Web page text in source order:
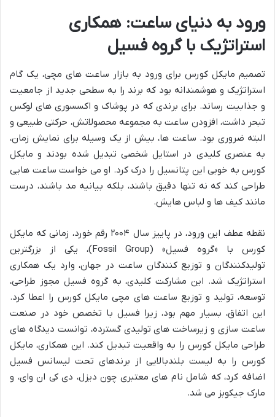
ورود به دنیای ساعت: همکاری
استراتژیک با گروه فسیل
تصمیم مایکل کورس برای ورود به بازار ساعت های مچی، یک گام
استراتژیک و هوشمندانه بود که برند را به سطحی جدید از جامعیت
و جذابیت رساند. برای برندی که در پوشاک و اکسسوری های لوکس
تبحر داشت، افزودن ساعت به مجموعه محصولاتش، حرکتی طبیعی و
البته ضروری بود. ساعت ها، بیش از یک وسیله برای نمایش زمان،
به عنصری کلیدی در استایل شخصی تبدیل شده بودند و مایکل
کورس به خوبی این پتانسیل را درک کرد. او می خواست ساعت هایی
طراحی کند که نه تنها دقیق باشند، بلکه بیانیه مد باشند، درست
مانند کیف ها و لباس هایش.
نقطه عطف این ورود، در پاییز سال ۲۰۰۴ رقم خورد، زمانی که مایکل
کورس با «گروه فسیل» (Fossil Group)، یکی از بزرگترین
تولیدکنندگان و توزیع کنندگان ساعت در جهان، وارد یک همکاری
استراتژیک شد. این مشارکت کلیدی، به گروه فسیل مجوز طراحی،
توسعه، تولید و توزیع ساعت های مچی مایکل کورس را اعطا کرد.
این اتفاق، بسیار مهم بود، زیرا فسیل با تخصص خود در صنعت
ساعت سازی و زیرساخت های تولیدی گسترده، توانست دیدگاه های
طراحی مایکل کورس را به واقعیت تبدیل کند. این همکاری، مایکل
کورس را به لیست بلندبالایی از برندهای تحت لیسانس فسیل
اضافه کرد، که شامل نام های معتبری چون دیزل، دی کی ان وای، و
مارک جیکوبز می شد.